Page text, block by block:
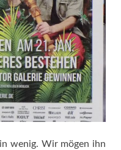
wenig. Wir mögen ihn